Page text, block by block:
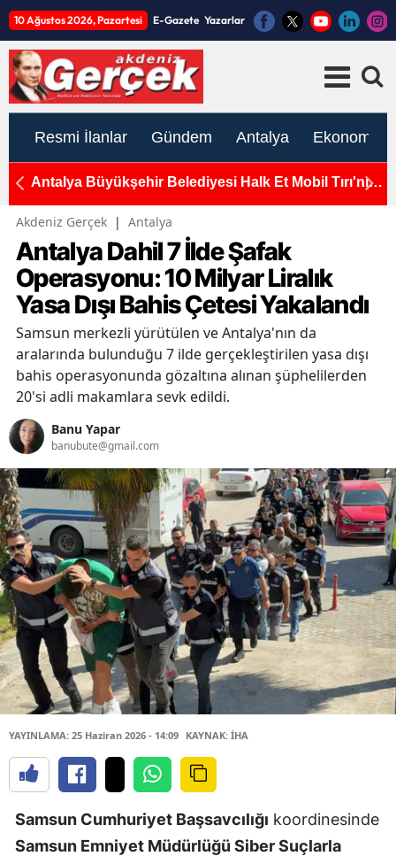
10 Ağustos 2026, Pazartesi E-Gazete Yazarlar
Resmi İlanlar Gündem Antalya Ekonomi
Antalya Büyükşehir Belediyesi Halk Et Mobil Tırı'nın
Akdeniz Gerçek | Antalya
Antalya Dahil 7 İlde Şafak
Operasyonu: 10 Milyar Liralık
Yasa Dışı Bahis Çetesi Yakalandı
Samsun merkezli yürütülen ve Antalya'nın da
aralarında bulunduğu 7 ilde gerçekleştirilen yasa dışı
bahis operasyonunda gözaltına alınan şüphelilerden
20'si adli makamlara sevk edildi.
Banu Yapar
banubute@gmail.com
YAYINLAMA: 25 Haziran 2026 - 14:09 KAYNAK: İHA
Samsun Cumhuriyet Başsavcılığı koordinesinde
Samsun Emniyet Müdürlüğü Siber Suçlarla